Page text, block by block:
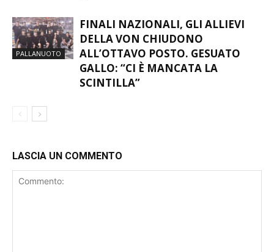
PALLANUOTO
FINALI NAZIONALI, GLI ALLIEVI
DELLA VON CHIUDONO
ALL’OTTAVO POSTO. GESUATO
GALLO: “CI È MANCATA LA
SCINTILLA”
LASCIA UN COMMENTO